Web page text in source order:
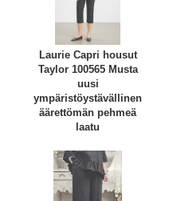
Laurie Capri housut
Taylor 100565 Musta
uusi
ympäristöystävällinen
äärettömän pehmeä
laatu